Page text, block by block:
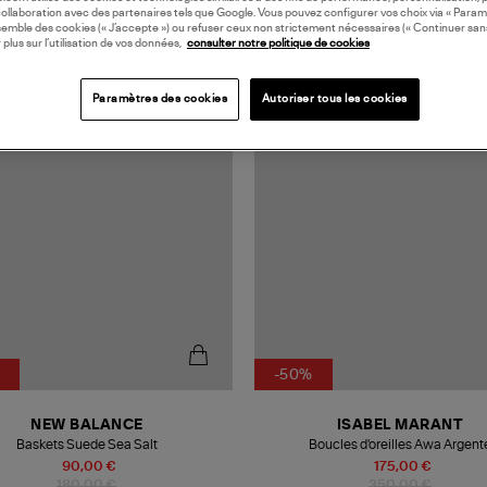
90,00 €
NEW BALANCE
Baskets Suede Sea Salt
MADE IN FRANCE
-50%
175,00 €
ISABEL MARANT
Boucles d'oreilles Awa
avec des partenaires tels que Google. Vous pouvez configurer vos choix via «
des cookies (« J’accepte ») ou refuser ceux non strictement nécessaires (« Continuer
plus sur l’utilisation de vos données,
consulter notre politique de cookies
Paramètres des cookies Autoriser tous les cookies